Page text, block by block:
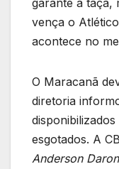
vença o
acontece no
O Maracanã
diretoria
esgotados. A
Anderson